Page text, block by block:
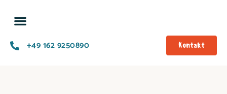
+49 162 9250890 Kontakt